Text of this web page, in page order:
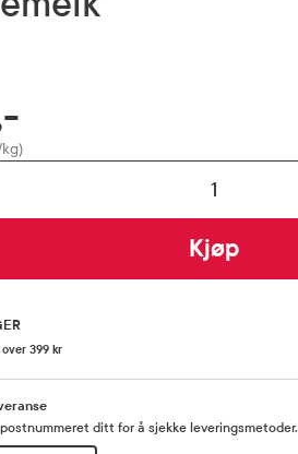
Kjøp
399 kr
ditt for å sjekke leveringsmetoder.